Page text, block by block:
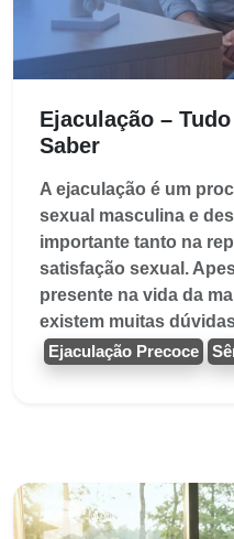
Ejaculação –
Saber
A ejaculação é um
sexual masculina e
importante tanto na
satisfação sexual.
presente na vida da
existem muitas
Ejaculação Precoce